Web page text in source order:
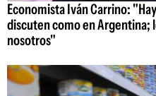
Economista Iván Carrino:
discuten como en Argentina;
nosotros"